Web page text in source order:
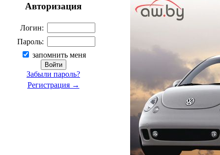
Авторизация
Логин:
Пароль:
запомнить меня
Забыли пароль?
Регистрация →